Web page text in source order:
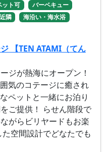
ット可
バーベキュー
隣 海沿い・海水浴
【TEN ATAMI（てん
ジが熱海にオープン！
気のコテージに癒され
ペットと一緒にお泊り
ご提供！ らせん階段で
がらビリヤードもお楽
空間設計でどなたでも